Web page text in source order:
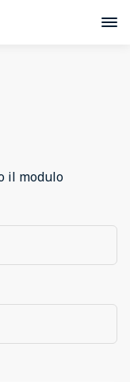
il modulo